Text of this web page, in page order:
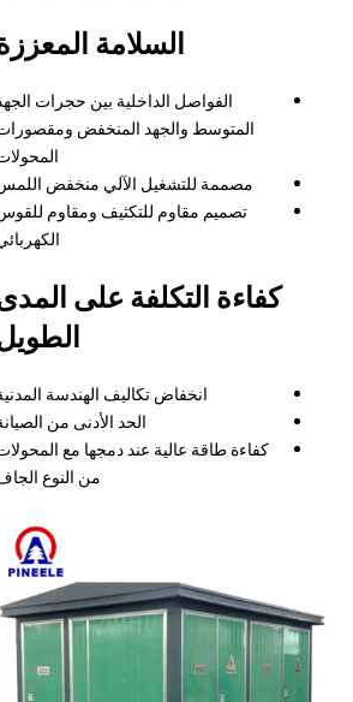
السلامة المعززة
الفواصل الداخلية بين حجرات الجهد
المتوسط والجهد المنخفض ومقصورات
المحولات
مصممة للتشغيل الآلي منخفض اللمس
تصميم مقاوم للتكثيف ومقاوم للقوس
الكهربائي
كفاءة التكلفة على المدى
الطويل
انخفاض تكاليف الهندسة المدنية
الحد الأدنى من الصيانة
كفاءة طاقة عالية عند دمجها مع المحولات
من النوع الجاف